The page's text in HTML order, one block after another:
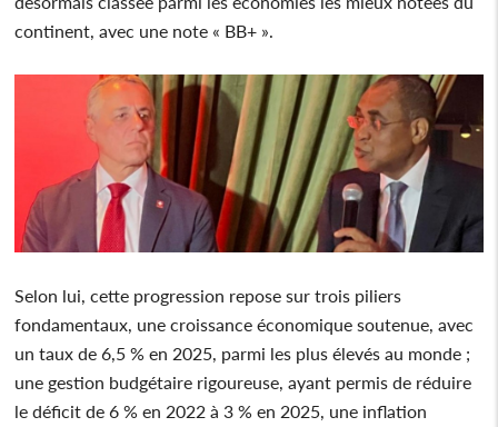
continent, avec une note « BB+ ».
Selon lui, cette progression repose sur trois piliers
fondamentaux, une croissance économique soutenue, avec
un taux de 6,5 % en 2025, parmi les plus élevés au monde ;
une gestion budgétaire rigoureuse, ayant permis de réduire
le déficit de 6 % en 2022 à 3 % en 2025, une inflation